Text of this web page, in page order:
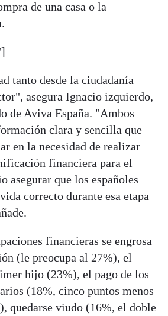
de una casa o la
tanto desde la ciudadanía
asegura Ignacio izquierdo,
de Aviva España. "Ambos
clara y sencilla que
en la necesidad de realizar
financiera para el
asegurar que los españoles
correcto durante esa etapa
financieras se engrosa
(le preocupa al 27%), el
hijo (23%), el pago de los
(18%, cinco puntos menos
quedarse viudo (16%, el doble